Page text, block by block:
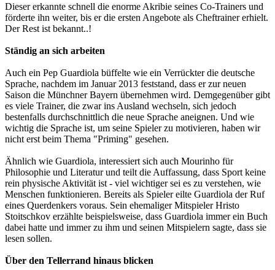
Dieser erkannte schnell die enorme Akribie seines Co-Trainers und
förderte ihn weiter, bis er die ersten Angebote als Cheftrainer erhielt.
Der Rest ist bekannt..!
Ständig an sich arbeiten
Auch ein Pep Guardiola büffelte wie ein Verrückter die deutsche
Sprache, nachdem im Januar 2013 feststand, dass er zur neuen
Saison die Münchner Bayern übernehmen wird. Demgegenüber gibt
es viele Trainer, die zwar ins Ausland wechseln, sich jedoch
bestenfalls durchschnittlich die neue Sprache aneignen. Und wie
wichtig die Sprache ist, um seine Spieler zu motivieren, haben wir
nicht erst beim Thema "Priming" gesehen.
Ähnlich wie Guardiola, interessiert sich auch Mourinho für
Philosophie und Literatur und teilt die Auffassung, dass Sport keine
rein physische Aktivität ist - viel wichtiger sei es zu verstehen, wie
Menschen funktionieren. Bereits als Spieler eilte Guardiola der Ruf
eines Querdenkers voraus. Sein ehemaliger Mitspieler Hristo
Stoitschkov erzählte beispielsweise, dass Guardiola immer ein Buch
dabei hatte und immer zu ihm und seinen Mitspielern sagte, dass sie
lesen sollen.
Über den Tellerrand hinaus blicken